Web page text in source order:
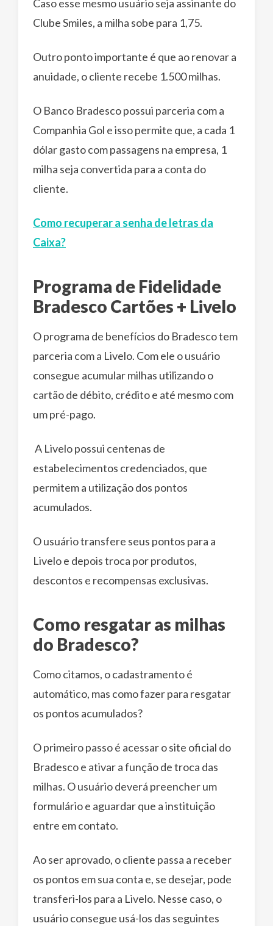
Caso esse mesmo usuário seja assinante do
Clube Smiles, a milha sobe para 1,75.
Outro ponto importante é que ao renovar a
anuidade, o cliente recebe 1.500 milhas.
O Banco Bradesco possui parceria com a
Companhia Gol e isso permite que, a cada 1
dólar gasto com passagens na empresa, 1
milha seja convertida para a conta do
cliente.
Como recuperar a senha de letras da
Caixa?
Programa de Fidelidade
Bradesco Cartões + Livelo
O programa de benefícios do Bradesco tem
parceria com a Livelo. Com ele o usuário
consegue acumular milhas utilizando o
cartão de débito, crédito e até mesmo com
um pré-pago.
A Livelo possui centenas de
estabelecimentos credenciados, que
permitem a utilização dos pontos
acumulados.
O usuário transfere seus pontos para a
Livelo e depois troca por produtos,
descontos e recompensas exclusivas.
Como resgatar as milhas
do Bradesco?
Como citamos, o cadastramento é
automático, mas como fazer para resgatar
os pontos acumulados?
O primeiro passo é acessar o site oficial do
Bradesco e ativar a função de troca das
milhas. O usuário deverá preencher um
formulário e aguardar que a instituição
entre em contato.
Ao ser aprovado, o cliente passa a receber
os pontos em sua conta e, se desejar, pode
transferi-los para a Livelo. Nesse caso, o
usuário consegue usá-los das seguintes